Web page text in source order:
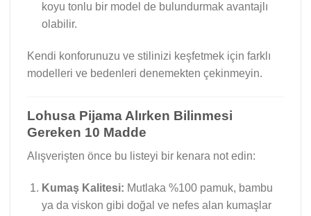
koyu tonlu bir model de bulundurmak avantajlı
olabilir.
Kendi konforunuzu ve stilinizi keşfetmek için farklı
modelleri ve bedenleri denemekten çekinmeyin.
Lohusa Pijama Alırken Bilinmesi
Gereken 10 Madde
Alışverişten önce bu listeyi bir kenara not edin:
Kumaş Kalitesi: Mutlaka %100 pamuk, bambu
ya da viskon gibi doğal ve nefes alan kumaşlar